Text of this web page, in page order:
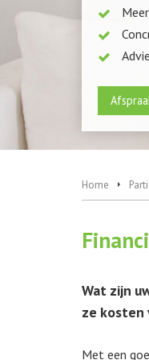
Home
Wat zijn
ze kosten
Met een